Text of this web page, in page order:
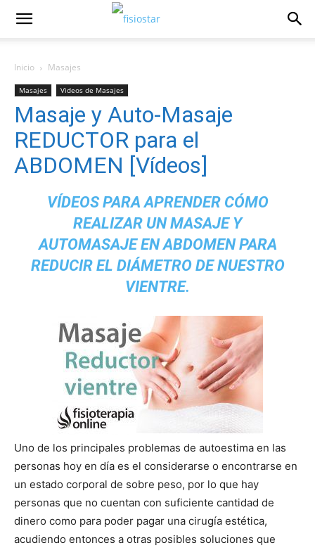
Inicio Masajes
Masajes Videos de Masajes
Masaje y Auto-Masaje
REDUCTOR para el
ABDOMEN [Vídeos]
VÍDEOS PARA APRENDER CÓMO
REALIZAR UN MASAJE Y
AUTOMASAJE EN ABDOMEN PARA
REDUCIR EL DIÁMETRO DE NUESTRO
VIENTRE.
Uno de los principales problemas de autoestima en las
personas hoy en día es el considerarse o encontrarse en
un estado corporal de sobre peso, por lo que hay
personas que no cuentan con suficiente cantidad de
dinero como para poder pagar una cirugía estética,
acudiendo entonces a otras posibles soluciones que